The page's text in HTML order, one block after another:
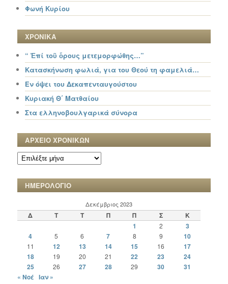
Φωνή Κυρίου
ΧΡΟΝΙΚΑ
“ Ἐπί τοῦ ὄρους μετεμορφώθης…”
Κατασκήνωση φωλιά, για του Θεού τη φαμελιά…
Εν όψει του Δεκαπενταυγούστου
Κυριακή Θ΄ Ματθαίου
Στα ελληνοβουλγαρικά σύνορα
ΑΡΧΕΙΟ ΧΡΟΝΙΚΩΝ
ΑΡΧΕΙΟ
ΧΡΟΝΙΚΩΝ
ΗΜΕΡΟΛΟΓΙΟ
Δεκέμβριος 2023
Δ Τ Τ Π Π Σ
Κ
1
2
3
4
5 6 7 8 9 10
11 12 13 14 15 16
17
18
19 20 21 22 23
24
25
26 27 28 29 30
31
« Νοέ Ιαν »